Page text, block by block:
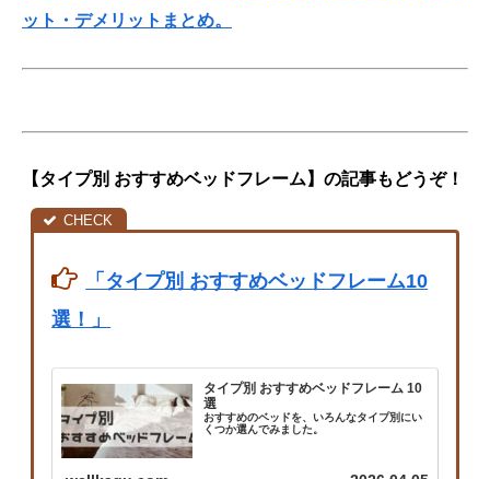
ット・デメリットまとめ。
【タイプ別 おすすめベッドフレーム】の記事もどうぞ！
「タイプ別 おすすめベッドフレーム10
選！」
タイプ別 おすすめベッドフレーム 10
選
おすすめのベッドを、いろんなタイプ別にい
くつか選んでみました。